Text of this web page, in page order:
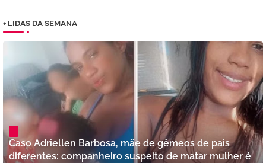
+ LIDAS DA SEMANA
Caso Adriellen Barbosa, mãe de gêmeos de pais
diferentes: companheiro suspeito de matar mulher é